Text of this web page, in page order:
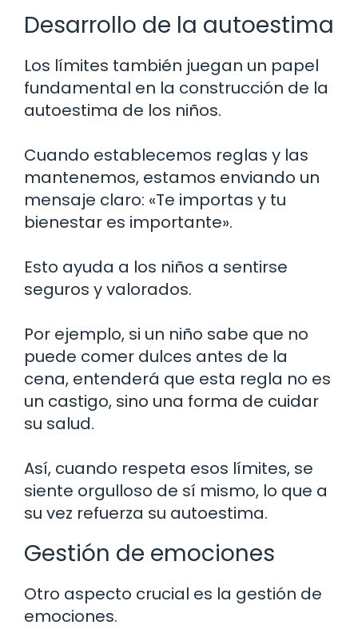
Desarrollo de la autoestima
Los límites también juegan un papel
fundamental en la construcción de la
autoestima de los niños.
Cuando establecemos reglas y las
mantenemos, estamos enviando un
mensaje claro: «Te importas y tu
bienestar es importante».
Esto ayuda a los niños a sentirse
seguros y valorados.
Por ejemplo, si un niño sabe que no
puede comer dulces antes de la
cena, entenderá que esta regla no es
un castigo, sino una forma de cuidar
su salud.
Así, cuando respeta esos límites, se
siente orgulloso de sí mismo, lo que a
su vez refuerza su autoestima.
Gestión de emociones
Otro aspecto crucial es la gestión de
emociones.